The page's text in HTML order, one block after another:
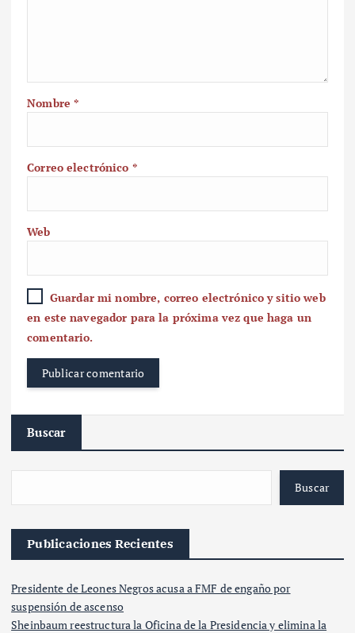
Nombre*
Correo electrónico *
Web
Guardar mi nombre, correo electrónico y sitio web
en este navegador para la próxima vez que haga un
comentario.
Buscar
Buscar
Publicaciones Recientes
Presidente de Leones Negros acusa a FMF de engaño por
suspensión de ascenso
Sheinbaum reestructura la Oficina de la Presidencia y elimina la